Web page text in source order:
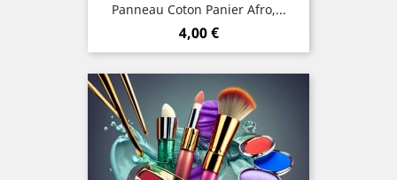
Panneau Coton Panier Afro,...
Prix
4,00 €